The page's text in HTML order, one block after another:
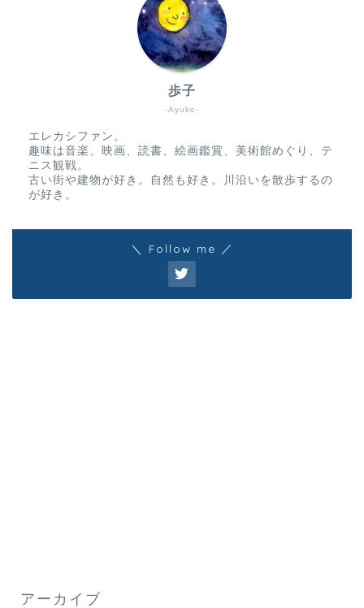
-Ayuko-
歩子
エレカシファン。
趣味は音楽、映画、読書、絵画鑑賞、美術館めぐり、テ
ニス観戦。
古い街や建物が好き。自然も好き。川沿いを散歩するの
が好き。
＼ Follow me ／
アーカイブ